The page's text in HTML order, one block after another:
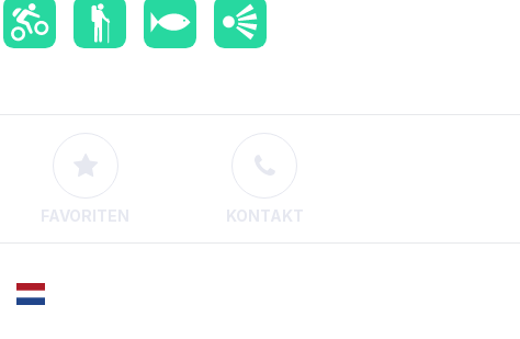
FAVORITEN KONTAKT